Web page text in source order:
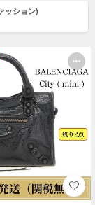
ッション)